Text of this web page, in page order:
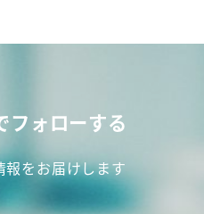
フォローする
報をお届けします